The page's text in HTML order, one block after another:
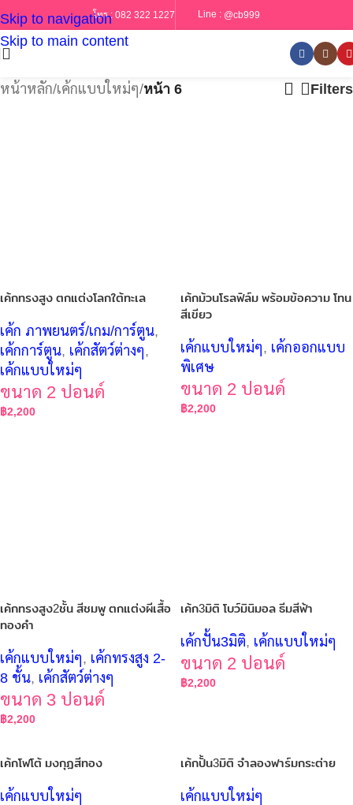
Skip to navigation
Skip to main content
โทร : 082 322 1227 Line : @cb999
หน้าหลัก/เค้กแบบใหม่ๆ/หน้า 6 Filters
เค้กทรงสูง ตกแต่งโลกใต้ทะเล
เค้ก ภาพยนตร์/เกม/การ์ตูน,
เค้กการ์ตูน, เค้กสัตว์ต่างๆ,
เค้กแบบใหม่ๆ
ขนาด 2 ปอนด์
฿2,200
เค้กม้วนโรลฟิล์ม พร้อมข้อความ โทน
สีเขียว
เค้กแบบใหม่ๆ, เค้กออกแบบ
พิเศษ
ขนาด 2 ปอนด์
฿2,200
เค้กทรงสูง2ชั้น สีชมพู ตกแต่งผีเสื้อ
ทองคำ
เค้กแบบใหม่ๆ, เค้กทรงสูง 2-
8 ชั้น, เค้กสัตว์ต่างๆ
ขนาด 3 ปอนด์
฿2,200
เค้ก3มิติ โบว์มินิมอล ธีมสีฟ้า
เค้กปั้น3มิติ, เค้กแบบใหม่ๆ
ขนาด 2 ปอนด์
฿2,200
เค้กโฟโต้ มงกุฏสีทอง
เค้กแบบใหม่ๆ
เค้กปั้น3มิติ จำลองฟาร์มกระต่าย
เค้กแบบใหม่ๆ